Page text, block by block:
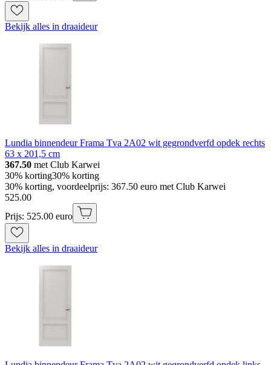
Bekijk alles in draaideur
Lundia binnendeur Frama Tva 2A02 wit gegrondverfd opdek rechts
63 x 201,5 cm
367.50 met Club Karwei
30% korting30% korting
30% korting, voordeelprijs: 367.50 euro met Club Karwei
525.00
Prijs: 525.00 euro
Bekijk alles in draaideur